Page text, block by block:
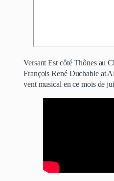
Versant Est côté Thônes au
François René Duchable at
vent musical en ce mois de